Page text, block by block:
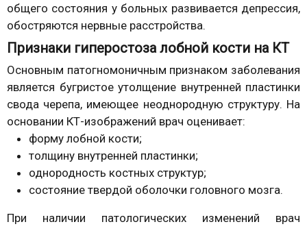
общего состояния у больных развивается депрессия,
обостряются нервные расстройства.
Признаки гиперостоза лобной кости на КТ
Основным патогномоничным признаком заболевания
является бугристое утолщение внутренней пластинки
свода черепа, имеющее неоднородную структуру. На
основании КТ-изображений врач оценивает:
форму лобной кости;
толщину внутренней пластинки;
однородность костных структур;
состояние твердой оболочки головного мозга.
При наличии патологических изменений врач